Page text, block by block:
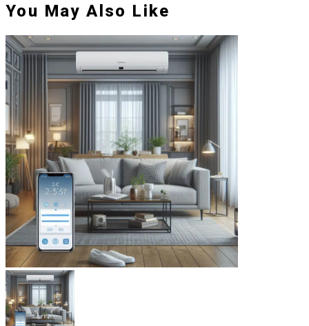
You May Also Like